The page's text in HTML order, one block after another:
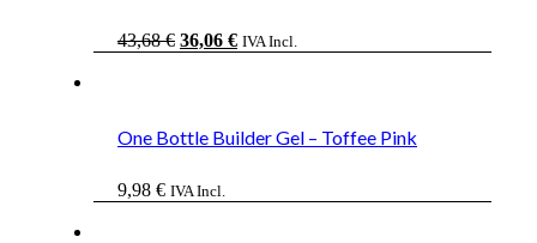
43,68€ El
36,06 €ElIVA Incl.
One Bottle Builder Gel – Toffee Pink
9,98 € IVA Incl.